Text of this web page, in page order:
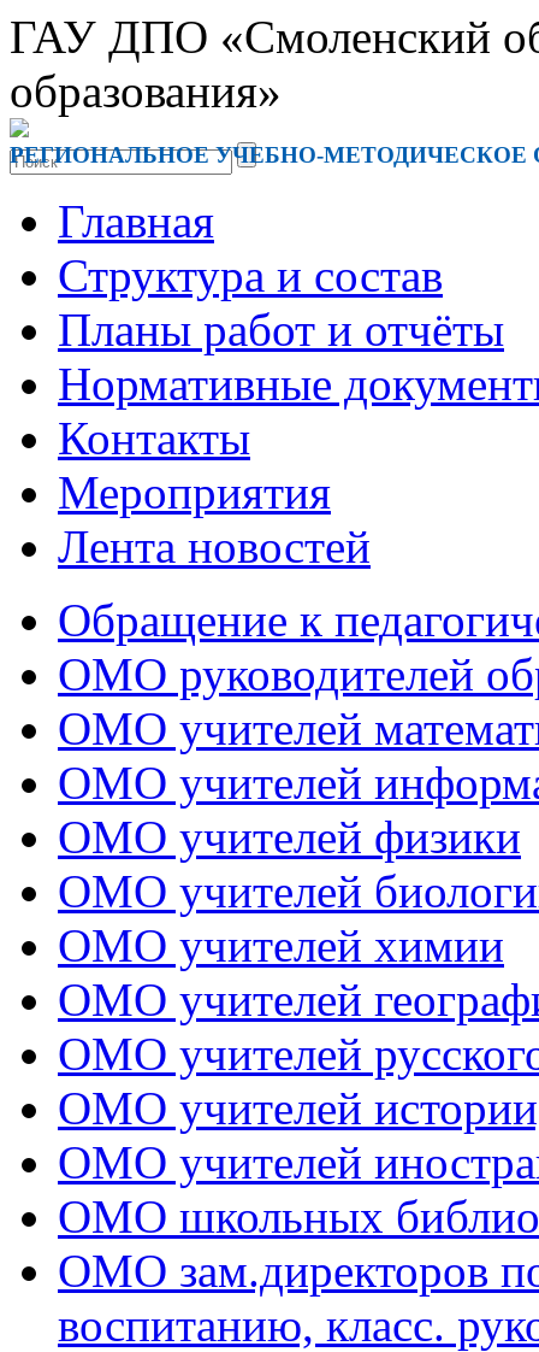
ГАУ ДПО «Смоленский
образования»
РЕГИОНАЛЬНОЕ УЧЕБНО-МЕТОДИЧЕСКОЕ
Главная
Структура и состав
Планы работ и отчёты
Нормативные
Контакты
Мероприятия
Лента новостей
Обращение к
ОМО руководителей
ОМО учителей
ОМО учителей
ОМО учителей физики
ОМО учителей
ОМО учителей химии
ОМО учителей
ОМО учителей
ОМО учителей
ОМО учителей
ОМО школьных
ОМО зам.директоров
воспитанию, класс.